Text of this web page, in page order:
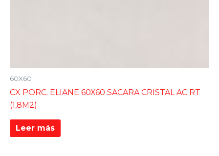
60X60
CX PORC. ELIANE 60X60 SACARA CRISTAL AC RT
(1,8M2)
Leer más